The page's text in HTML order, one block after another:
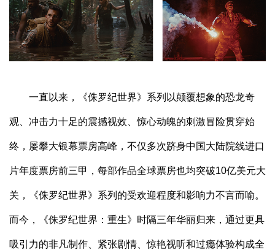
一直以来，《侏罗纪世界》系列以颠覆想象的恐龙奇
观、冲击力十足的震撼视效、惊心动魄的刺激冒险贯穿始
终，屡攀大银幕票房高峰，不仅多次跻身中国大陆院线进口
片年度票房前三甲，每部作品全球票房也均突破10亿美元大
关，《侏罗纪世界》系列的受欢迎程度和影响力不言而喻。
而今，《侏罗纪世界：重生》时隔三年华丽归来，通过更具
吸引力的非凡制作、紧张剧情、惊艳视听和过瘾体验构成全